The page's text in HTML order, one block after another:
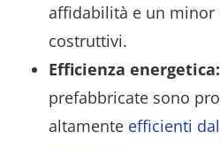
affidabilità e un
costruttivi.
Efficienza energetica:
prefabbricate sono
altamente efficienti